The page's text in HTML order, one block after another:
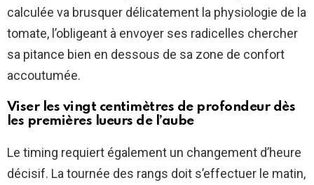
calculée va brusquer délicatement la physiologie de la
tomate, l’obligeant à envoyer ses radicelles chercher
sa pitance bien en dessous de sa zone de confort
accoutumée.
Viser les vingt centimètres de profondeur dès
les premières lueurs de l’aube
Le timing requiert également un changement d’heure
décisif. La tournée des rangs doit s’effectuer le matin,